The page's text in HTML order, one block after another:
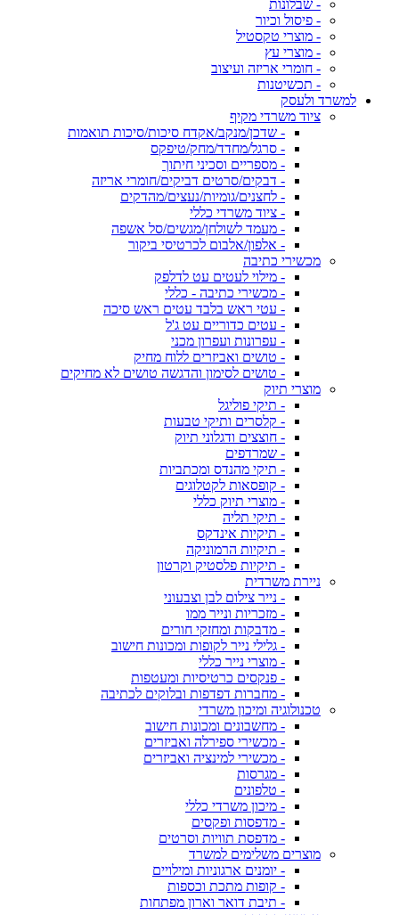
- שבלונות
- פיסול וכיור
- מוצרי טקסטיל
- מוצרי עץ
- חומרי אריזה ועיצוב
- תכשיטנות
למשרד ולעסק
ציוד משרדי מקיף
- שדכן/מנקב/אקדח סיכות/סיכות תואמות
- סרגל/מחדד/מחק/טיפקס
- מספריים וסכיני חיתוך
- דבקים/סרטים דביקים/חומרי אריזה
- לחצנים/גומיות/נעצים/מהדקים
- ציוד משרדי כללי
- מעמד לשולחן/מגשים/סל אשפה
- אלפון/אלבום לכרטיסי ביקור
מכשירי כתיבה
- מילוי לעטים עט לדלפק
- מכשירי כתיבה - כללי
- עטי ראש בלבד עטים ראש סיכה
- עטים כדוריים עט ג'ל
- עפרונות ועפרון מכני
- טושים ואביזרים ללוח מחיק
- טושים לסימון והדגשה טושים לא מחיקים
מוצרי תיוק
- תיקי פוליגל
- קלסרים ותיקי טבעות
- חוצצים ודגלוני תיוק
- שמרדפים
- תיקי מהנדס ומכתביות
- קופסאות לקטלוגים
- מוצרי תיוק כללי
- תיקי תליה
- תיקיות אינדקס
- תיקיות הרמוניקה
- תיקיות פלסטיק וקרטון
ניירת משרדית
- נייר צילום לבן וצבעוני
- מזכריות ונייר ממו
- מדבקות ומחזקי חורים
- גלילי נייר לקופות ומכונות חישוב
- מוצרי נייר כללי
- פנקסים כרטיסיות ומעטפות
- מחברות דפדפות ובלוקים לכתיבה
טכנולוגיה ומיכון משרדי
- מחשבונים ומכונות חישוב
- מכשירי ספירלה ואביזרים
- מכשירי למינציה ואביזרים
- מגרסות
- טלפונים
- מיכון משרדי כללי
- מדפסות ופקסים
- מדפסת תוויות וסרטים
מוצרים משלימים למשרד
- יומנים ארגוניות ומילויים
- קופות מתכת וכספות
- תיבת דואר וארון מפתחות